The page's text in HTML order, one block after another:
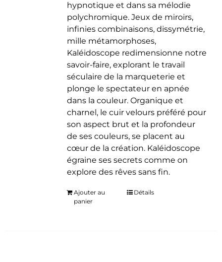
hypnotique et dans sa mélodie
polychromique. Jeux de miroirs,
infinies combinaisons, dissymétrie,
mille métamorphoses,
Kaléidoscope redimensionne notre
savoir-faire, explorant le travail
séculaire de la marqueterie et
plonge le spectateur en apnée
dans la couleur. Organique et
charnel, le cuir velours préféré pour
son aspect brut et la profondeur
de ses couleurs, se placent au
cœur de la création. Kaléidoscope
égraine ses secrets comme on
explore des rêves sans fin.
Ajouter au
panier
Détails